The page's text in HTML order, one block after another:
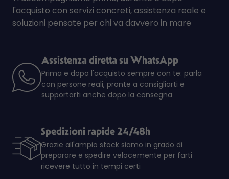
l'acquisto con servizi concreti, assistenza reale e
soluzioni pensate per chi va davvero in mare
Assistenza diretta su WhatsApp
Prima e dopo l'acquisto sempre con te: parla
con persone reali, pronte a consigliarti e
supportarti anche dopo la consegna
Spedizioni rapide 24/48h
Grazie all'ampio stock siamo in grado di
preparare e spedire velocemente per farti
ricevere tutto in tempi certi